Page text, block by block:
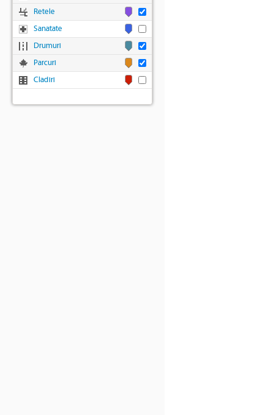
Retele
Sanatate
Drumuri
Parcuri
Cladiri